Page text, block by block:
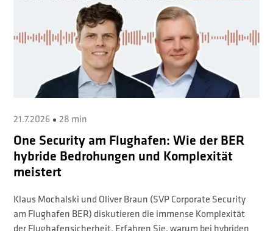
21.7.2026 28 min
One Security am Flughafen: Wie der BER
hybride Bedrohungen und Komplexität
meistert
Klaus Mochalski und Oliver Braun (SVP Corporate Security
am Flughafen BER) diskutieren die immense Komplexität